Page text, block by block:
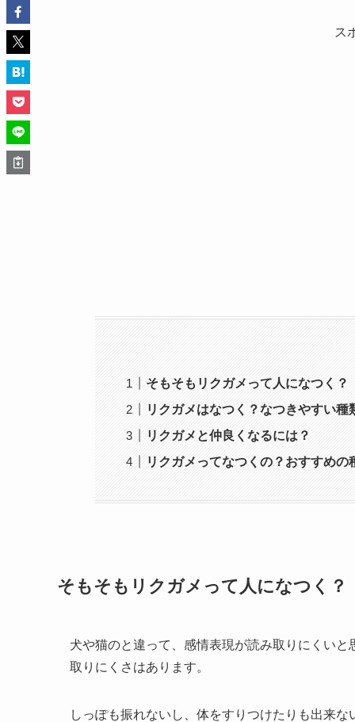
ス
そもそもリクガメって人になつく？
リクガメはなつく？なつきやすい種
リクガメと仲良くなるには？
リクガメってなつくの？おすすめの
そもそもリクガメって人になつく？
犬や猫のと違って、感情表現が読み取りにくい
取りにくさはあります。
しっぽも振れないし、体をすりつけたりも出来な